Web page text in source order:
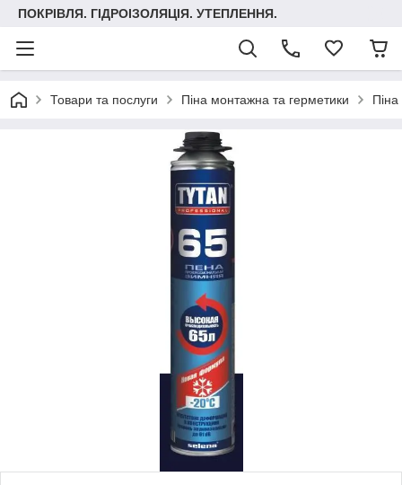
ПОКРІВЛЯ. ГІДРОІЗОЛЯЦІЯ. УТЕПЛЕННЯ.
Товари та послуги Піна монтажна та герметики